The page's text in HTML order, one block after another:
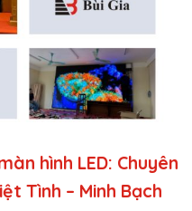
hình LED: Chuyên
Tình – Minh Bạch